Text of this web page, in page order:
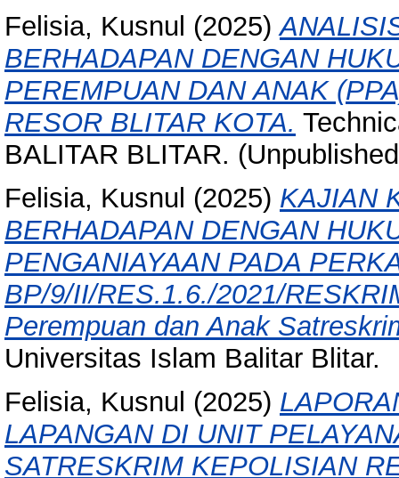
Felisia, Kusnul (2025)
BERHADAPAN DENGAN
PEREMPUAN DAN ANAK
RESOR BLITAR KOTA.
BALITAR BLITAR.
Felisia, Kusnul (2025) KAJIAN
BERHADAPAN DENGAN
PENGANIAYAAN PADA
BP/9/II/RES.1.6./2021/
Perempuan dan Anak
Universitas Islam Balitar Blitar.
Felisia, Kusnul (2025)
LAPANGAN DI UNIT
SATRESKRIM KEPOLISIAN